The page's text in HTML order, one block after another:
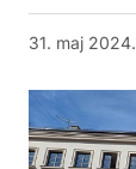
31. maj 2024.